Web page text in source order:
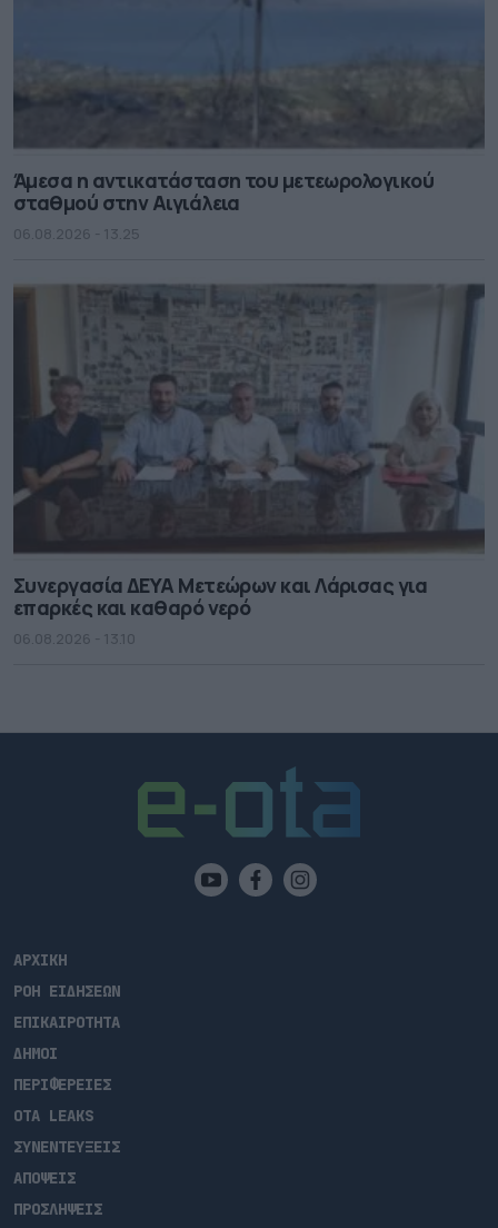
Άμεσα η αντικατάσταση του μετεωρολογικού
σταθμού στην Αιγιάλεια
06.08.2026 - 13.25
Συνεργασία ΔΕΥΑ Μετεώρων και Λάρισας για
επαρκές και καθαρό νερό
06.08.2026 - 13.10
ΑΡΧΙΚΗ
ΡΟΗ ΕΙΔΗΣΕΩΝ
ΕΠΙΚΑΙΡΟΤΗΤΑ
ΔΗΜΟΙ
ΠΕΡΙΦΕΡΕΙΕΣ
OTA LEAKS
ΣΥΝΕΝΤΕΥΞΕΙΣ
ΑΠΟΨΕΙΣ
ΠΡΟΣΛΗΨΕΙΣ